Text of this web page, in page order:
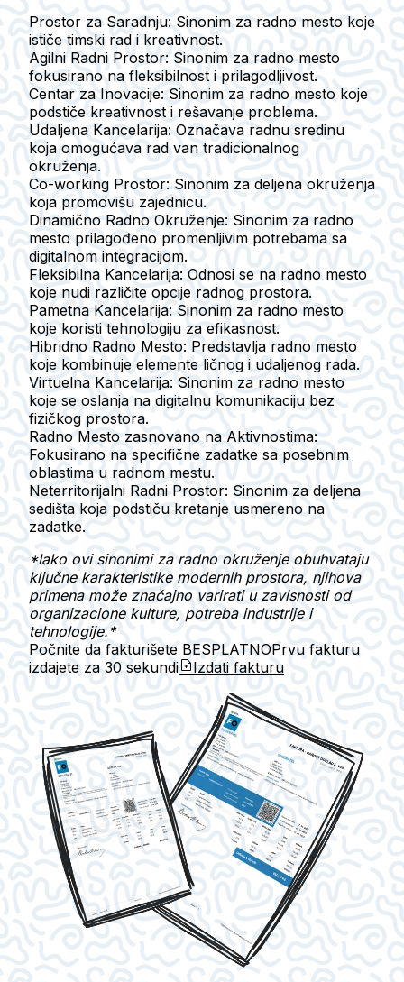
Prostor za Saradnju: Sinonim za radno mesto koje
ističe timski rad i kreativnost.
Agilni Radni Prostor: Sinonim za radno mesto
fokusirano na fleksibilnost i prilagodljivost.
Centar za Inovacije: Sinonim za radno mesto koje
podstiče kreativnost i rešavanje problema.
Udaljena Kancelarija: Označava radnu sredinu
koja omogućava rad van tradicionalnog
okruženja.
Co-working Prostor: Sinonim za deljena okruženja
koja promovišu zajednicu.
Dinamično Radno Okruženje: Sinonim za radno
mesto prilagođeno promenljivim potrebama sa
digitalnom integracijom.
Fleksibilna Kancelarija: Odnosi se na radno mesto
koje nudi različite opcije radnog prostora.
Pametna Kancelarija: Sinonim za radno mesto
koje koristi tehnologiju za efikasnost.
Hibridno Radno Mesto: Predstavlja radno mesto
koje kombinuje elemente ličnog i udaljenog rada.
Virtuelna Kancelarija: Sinonim za radno mesto
koje se oslanja na digitalnu komunikaciju bez
fizičkog prostora.
Radno Mesto zasnovano na Aktivnostima:
Fokusirano na specifične zadatke sa posebnim
oblastima u radnom mestu.
Neterritorijalni Radni Prostor: Sinonim za deljena
sedišta koja podstiču kretanje usmereno na
zadatke.
*Iako ovi sinonimi za radno okruženje obuhvataju
ključne karakteristike modernih prostora, njihova
primena može značajno varirati u zavisnosti od
organizacione kulture, potreba industrije i
tehnologije.*
Počnite da fakturišete BESPLATNOPrvu fakturu
izdajete za 30 sekundi Izdati fakturu